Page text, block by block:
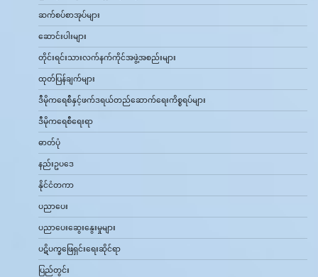
ဆက်စပ်စာအုပ်များ
ဆောင်းပါးများ
တိုင်းရင်းသားလက်နက်ကိုင်အဖွဲ့အစည်းများ
ထုတ်ပြန်ချက်များ
ဒီမိုကရေစီနှင့်ဖက်ဒရယ်တည်ဆောက်‌ရေးကိစ္စရပ်များ
ဒီမိုကရေစီရေးရာ
ဓာတ်ပုံ
နည်းဥပဒေ
နိုင်ငံတကာ
ပညာပေး
ပညာပေးဆွေးနွေးမှုများ
ပဋိပက္ခဖြေရှင်းရေးဆိုင်ရာ
ပြည်တွင်း